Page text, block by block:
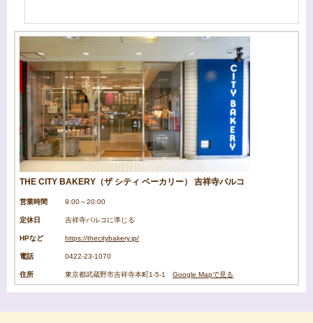
THE CITY BAKERY（ザ シティ ベーカリー） 吉祥寺パルコ
営業時間 9:00～20:00
定休日 吉祥寺パルコに準じる
HPなど https://thecitybakery.jp/
電話 0422-23-1070
住所 東京都武蔵野市吉祥寺本町1-5-1 Google Mapで見る